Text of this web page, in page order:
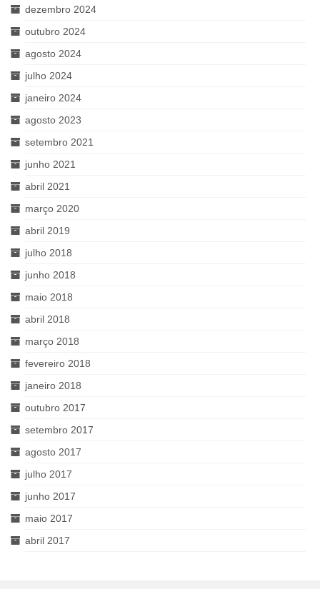
dezembro 2024
outubro 2024
agosto 2024
julho 2024
janeiro 2024
agosto 2023
setembro 2021
junho 2021
abril 2021
março 2020
abril 2019
julho 2018
junho 2018
maio 2018
abril 2018
março 2018
fevereiro 2018
janeiro 2018
outubro 2017
setembro 2017
agosto 2017
julho 2017
junho 2017
maio 2017
abril 2017